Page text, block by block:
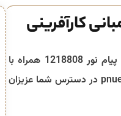
کارآفرینی
نور
1218808 همراه با
پاسخ‌نامه کامل، از طریق سایت pnuexam در دسترس شما عزیزان